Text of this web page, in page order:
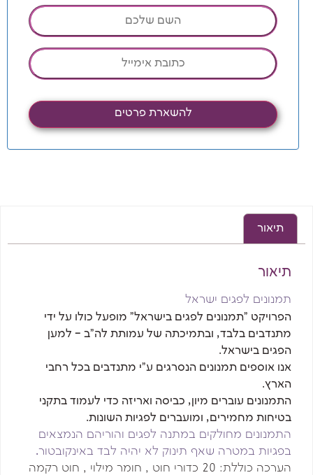
תיאור
תיאור
תמנונים לפגים ישראל
הפרויקט "תמנונים לפגים בישראל" מופעל כולו על ידי
מתנדבים בלבד, ובתמיכתה של עמותת לה"ב – למען
הפגים בישראל.
אנו אוספים תמנונים הנסרגים ע”י מתנדבים בכל רחבי
הארץ.
התמנונים עוברים מיון, כביסה ואריזה כדי לעמוד בתקני
בטיחות מחמירים, ומועברים לפגיות השונות.
התמנונים מחולקים במתנה לפגים והוריהם הנמצאים
בפגיות במטרה שאף תינוק לא יהיה לבד באינקובטור.
הערכה כוללת: 20 כדורי חוט , חומר מילוי , חוט רקמה